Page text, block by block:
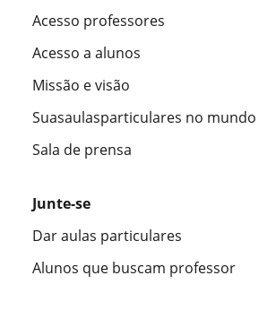
Acesso professores
Acesso a alunos
Missão e visão
Suasaulasparticulares no mundo
Sala de prensa
Junte-se
Dar aulas particulares
Alunos que buscam professor